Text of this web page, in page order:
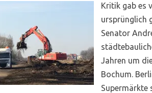
Kritik gab es
ursprünglich
Senator
Jahren um
Bochum.
Supermärkte